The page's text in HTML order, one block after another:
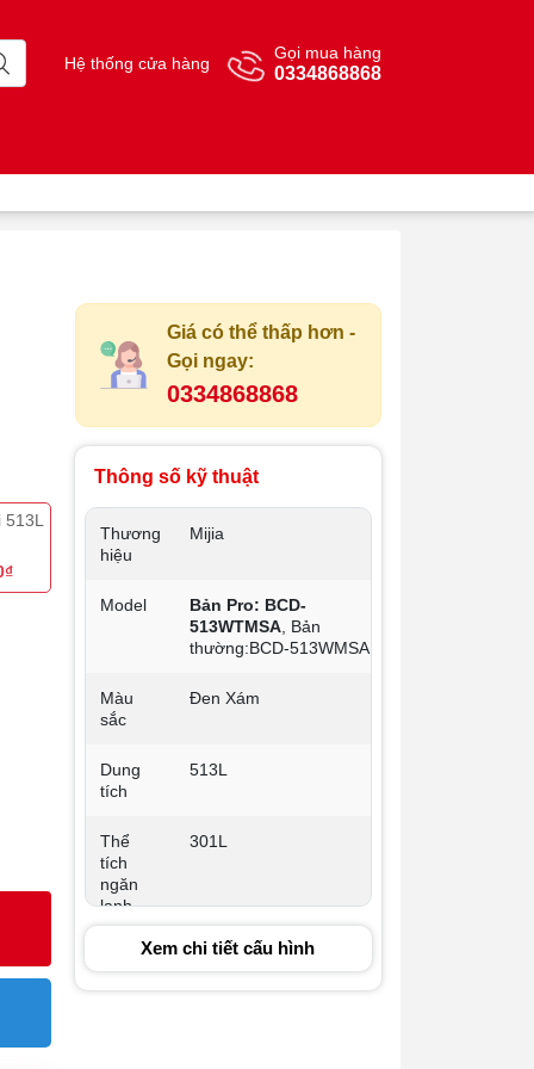
Hệ thống cửa hàng
Gọi mua hàng
0334868868
Giá có thể thấp hơn -
Gọi ngay:
0334868868
Thông số kỹ thuật
Thương
hiệu
Mijia
Model
Bản Pro: BCD-
513WTMSA, Bản
thường:BCD-513WMSA
Màu
sắc
Đen Xám
Dung
tích
513L
Thể
tích
ngăn
lạnh
301L
tích
183L
Xem chi tiết cấu hình